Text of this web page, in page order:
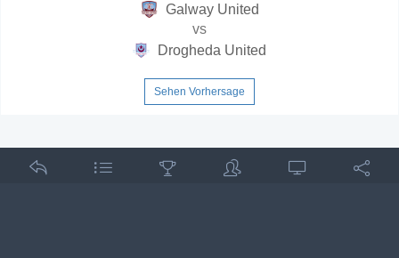
Galway United
vs
Drogheda United
Sehen Vorhersage